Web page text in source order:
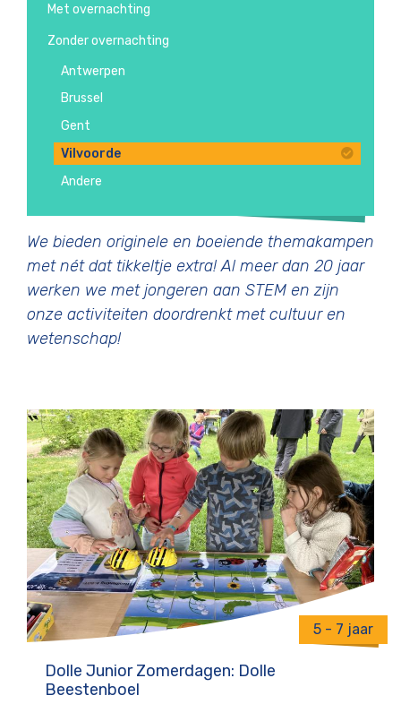
Met overnachting
Zonder overnachting
Antwerpen
Brussel
Gent
Vilvoorde
Andere
We bieden originele en boeiende themakampen
met nét dat tikkeltje extra! Al meer dan 20 jaar
werken we met jongeren aan STEM en zijn
onze activiteiten doordrenkt met cultuur en
wetenschap!
5 - 7 jaar
Dolle Junior Zomerdagen: Dolle
Beestenboel